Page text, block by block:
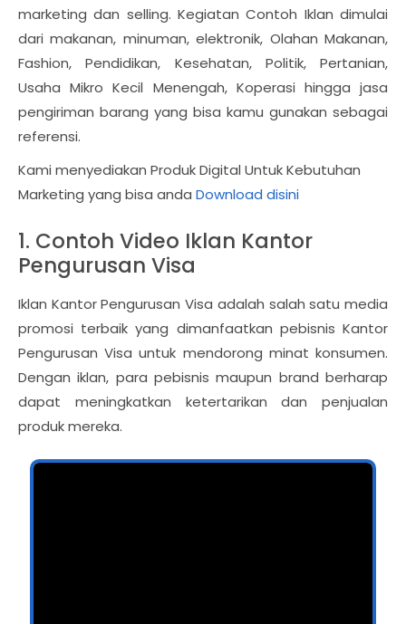
marketing dan selling. Kegiatan Contoh Iklan dimulai
dari makanan, minuman, elektronik, Olahan Makanan,
Fashion, Pendidikan, Kesehatan, Politik, Pertanian,
Usaha Mikro Kecil Menengah, Koperasi hingga jasa
pengiriman barang yang bisa kamu gunakan sebagai
referensi.
Kami menyediakan Produk Digital Untuk Kebutuhan
Marketing yang bisa anda Download disini
1. Contoh Video Iklan Kantor
Pengurusan Visa
Iklan Kantor Pengurusan Visa adalah salah satu media
promosi terbaik yang dimanfaatkan pebisnis Kantor
Pengurusan Visa untuk mendorong minat konsumen.
Dengan iklan, para pebisnis maupun brand berharap
dapat meningkatkan ketertarikan dan penjualan
produk mereka.